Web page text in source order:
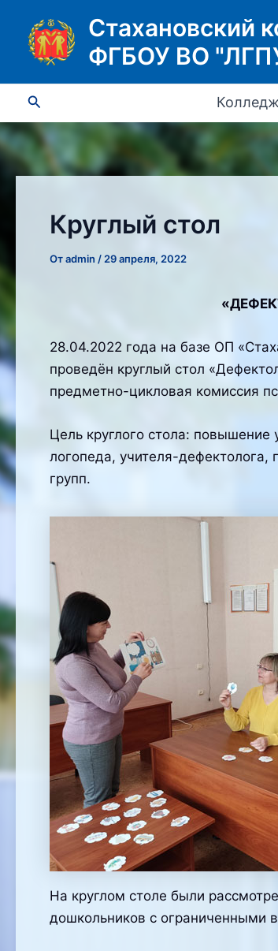
содержимому
Стахановский
ФГБОУ ВО
Поиск Колледж
Круглый стол
Отadmin / 29 апреля, 2022
28.04.2022 года на базе ОП
проведён круглый стол
предметно-цикловая комиссия
Цель круглого стола: повышение
логопеда, учителя-дефектолога,
групп.
На круглом столе были
дошкольников с ограниченными